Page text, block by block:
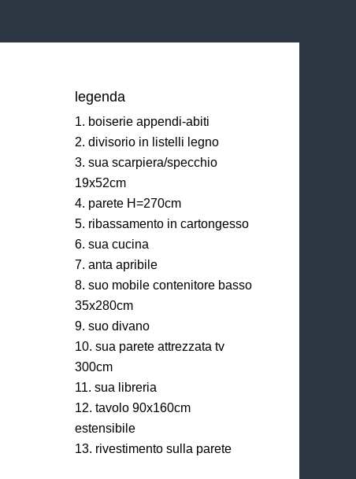
legenda
boiserie appendi-abiti
divisorio in listelli legno
sua scarpiera/specchio
19x52cm
parete H=270cm
ribassamento in cartongesso
sua cucina
anta apribile
suo mobile contenitore basso
35x280cm
suo divano
sua parete attrezzata tv
300cm
sua libreria
tavolo 90x160cm
estensibile
rivestimento sulla parete